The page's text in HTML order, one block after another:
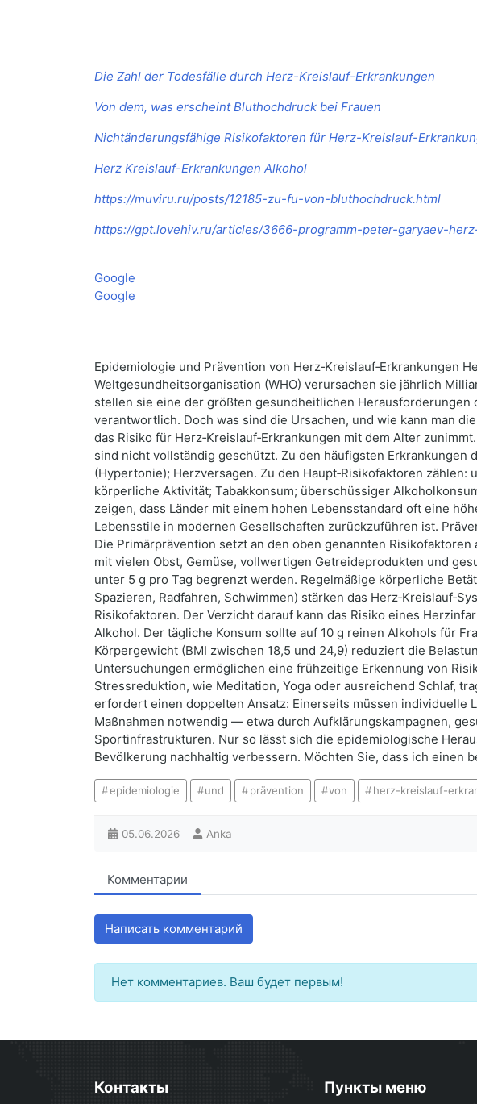
Die Zahl der Todesfälle durch Herz-Kreislauf-Erkrankungen
Von dem, was erscheint Bluthochdruck bei Frauen
Nichtänderungsfähige Risikofaktoren für Herz-Kreislauf-
Herz Kreislauf-Erkrankungen Alkohol
https://muviru.ru/posts/12185-zu-fu-von-bluthochdruck.html
https://gpt.lovehiv.ru/articles/3666-programm-peter-garyaev-
Google
Google
Epidemiologie und Prävention von Herz‑Kreislauf‑Erkrankungen
Weltgesundheitsorganisation (WHO) verursachen sie jährlich
stellen sie eine der größten gesundheitlichen Herausforderungen
verantwortlich. Doch was sind die Ursachen, und wie kann man
das Risiko für Herz‑Kreislauf‑Erkrankungen mit dem Alter
sind nicht vollständig geschützt. Zu den häufigsten
(Hypertonie); Herzversagen. Zu den Haupt‑Risikofaktoren
körperliche Aktivität; Tabakkonsum; überschüssiger
zeigen, dass Länder mit einem hohen Lebensstandard oft eine
Lebensstile in modernen Gesellschaften zurückzuführen ist.
Die Primärprävention setzt an den oben genannten
mit vielen Obst, Gemüse, vollwertigen Getreideprodukten und
unter 5 g pro Tag begrenzt werden. Regelmäßige körperliche
Spazieren, Radfahren, Schwimmen) stärken das
Risikofaktoren. Der Verzicht darauf kann das Risiko eines
Alkohol. Der tägliche Konsum sollte auf 10 g reinen Alkohols für
Körpergewicht (BMI zwischen 18,5 und 24,9) reduziert die
Untersuchungen ermöglichen eine frühzeitige Erkennung von
Stressreduktion, wie Meditation, Yoga oder ausreichend Schlaf,
erfordert einen doppelten Ansatz: Einerseits müssen
Maßnahmen notwendig — etwa durch Aufklärungskampagnen,
Sportinfrastrukturen. Nur so lässt sich die epidemiologische
Bevölkerung nachhaltig verbessern. Möchten Sie, dass ich
epidemiologie und prävention von herz-kreislauf-
05.06.2026 Anka
Комментарии
Написать комментарий
Нет комментариев. Ваш будет первым!
Контакты Пункты меню